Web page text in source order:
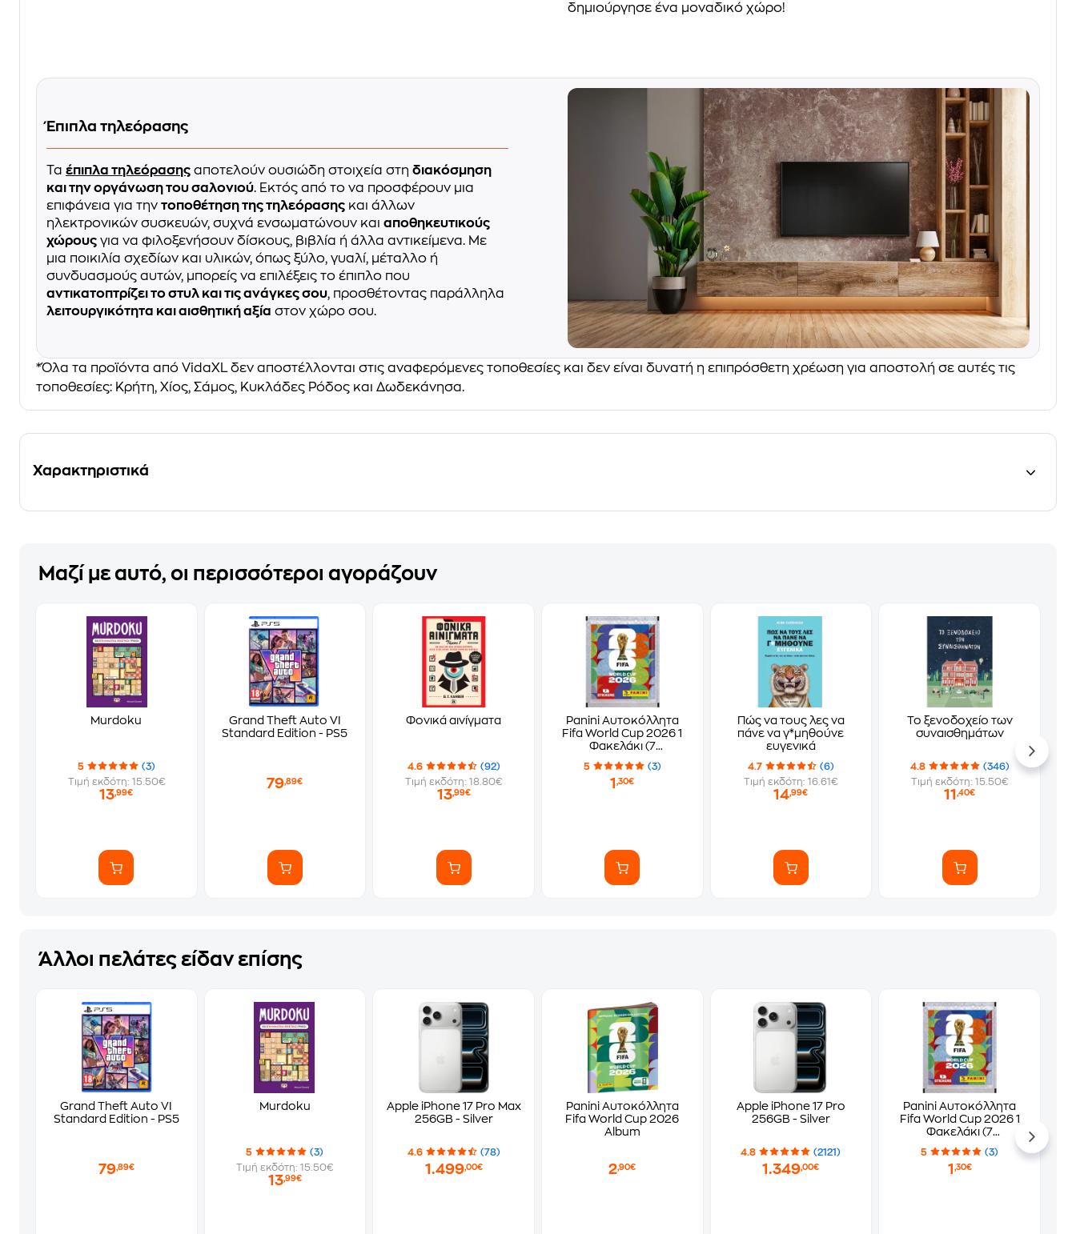
δημιούργησε ένα μοναδικό χώρο!
Έπιπλα τηλεόρασης
Τα έπιπλα τηλεόρασης αποτελούν ουσιώδη στοιχεία στη διακόσμηση
και την οργάνωση του σαλονιού. Εκτός από το να προσφέρουν μια
επιφάνεια για την τοποθέτηση της τηλεόρασης και άλλων
ηλεκτρονικών συσκευών, συχνά ενσωματώνουν και αποθηκευτικούς
χώρους για να φιλοξενήσουν δίσκους, βιβλία ή άλλα αντικείμενα. Με
μια ποικιλία σχεδίων και υλικών, όπως ξύλο, γυαλί, μέταλλο ή
συνδυασμούς αυτών, μπορείς να επιλέξεις το έπιπλο που
αντικατοπτρίζει το στυλ και τις ανάγκες σου, προσθέτοντας παράλληλα
λειτουργικότητα και αισθητική αξία στον χώρο σου.
*Όλα τα προϊόντα από VidaXL δεν αποστέλλονται στις αναφερόμενες τοποθεσίες και δεν είναι δυνατή η επιπρόσθετη χρέωση για αποστολή σε αυτές τις
τοποθεσίες: Κρήτη, Χίος, Σάμος, Κυκλάδες Ρόδος και Δωδεκάνησα.
Χαρακτηριστικά
Μαζί με αυτό, οι περισσότεροι αγοράζουν
Murdoku
5
(3)
Τιμή εκδότη: 15.50€
13,99€
Grand Theft Auto VI
Standard Edition - PS5
79,89€
Φονικά αινίγματα
4.6
(92)
Τιμή εκδότη: 18.80€
13,99€
Panini Αυτοκόλλητα
Fifa World Cup 2026 1
Φακελάκι (7
Αυτοκόλλητα)
5 (3)
1,30€
Πώς να τους λες να
πάνε να γ*μηθούνε
ευγενικά
4.7
(6)
Τιμή εκδότη: 16.61€
14,99€
Το ξενοδοχείο των
συναισθημάτων
4.8
(346)
Τιμή εκδότη: 15.50€
11,40€
Άλλοι πελάτες είδαν επίσης
Grand Theft Auto VI
Standard Edition - PS5
79,89€
Murdoku
5
(3)
Τιμή εκδότη: 15.50€
13,99€
Apple iPhone 17 Pro Max
256GB - Silver
4.6 (78)
1.499,00€
Panini Αυτοκόλλητα
Fifa World Cup 2026
Album
2,90€
Apple iPhone 17 Pro
256GB - Silver
4.8 (2121)
1.349,00€
Panini Αυτοκόλλητα
Fifa World Cup 2026 1
Φακελάκι (7
Αυτοκόλλητα)
5 (3)
1 ,30€